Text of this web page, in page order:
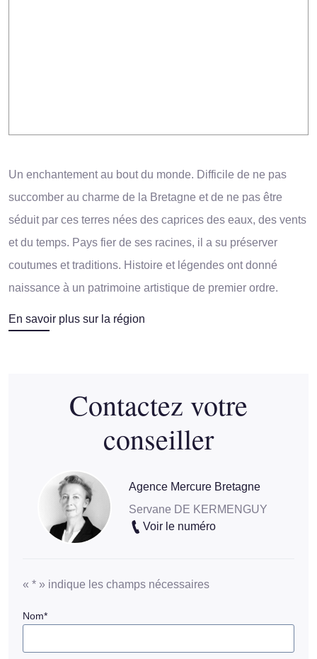
Un enchantement au bout du monde. Difficile de ne pas
succomber au charme de la Bretagne et de ne pas être
séduit par ces terres nées des caprices des eaux, des vents
et du temps. Pays fier de ses racines, il a su préserver
coutumes et traditions. Histoire et légendes ont donné
naissance à un patrimoine artistique de premier ordre.
En savoir plus sur la région
Contactez votre
conseiller
Agence Mercure Bretagne
Servane DE KERMENGUY
Voir le numéro
« * » indique les champs nécessaires
Nom*